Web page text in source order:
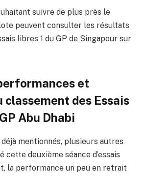
suivre de plus près le
peuvent consulter les résultats
libres 1 du GP de Singapour sur
et
classement des Essais
Abu Dhabi
mentionnés, plusieurs autres
cette deuxième séance d’essais
la performance un peu en retrait